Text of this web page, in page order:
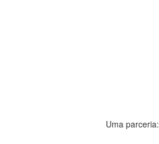
Uma parceria: